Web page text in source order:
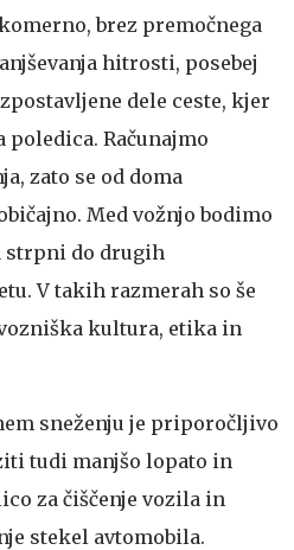
brez premočnega
hitrosti, posebej
dele ceste, kjer
poledica. Računajmo
zato se od doma
Med vožnjo bodimo
strpni do drugih
V takih razmerah so še
kultura, etika in
sneženju je priporočljivo
tudi manjšo lopato in
za čiščenje vozila in
stekel avtomobila.